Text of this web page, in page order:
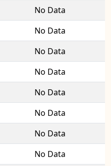
No Data
No Data
No Data
No Data
No Data
No Data
No Data
No Data